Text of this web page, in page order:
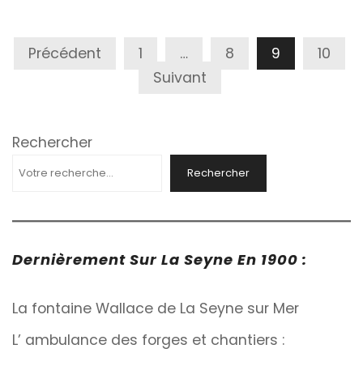
Pagination
Précédent 1 … 8 9
10
Suivant
Rechercher
Rechercher
Dernièrement Sur La Seyne En 1900 :
La fontaine Wallace de La Seyne sur Mer
L’ ambulance des forges et chantiers :